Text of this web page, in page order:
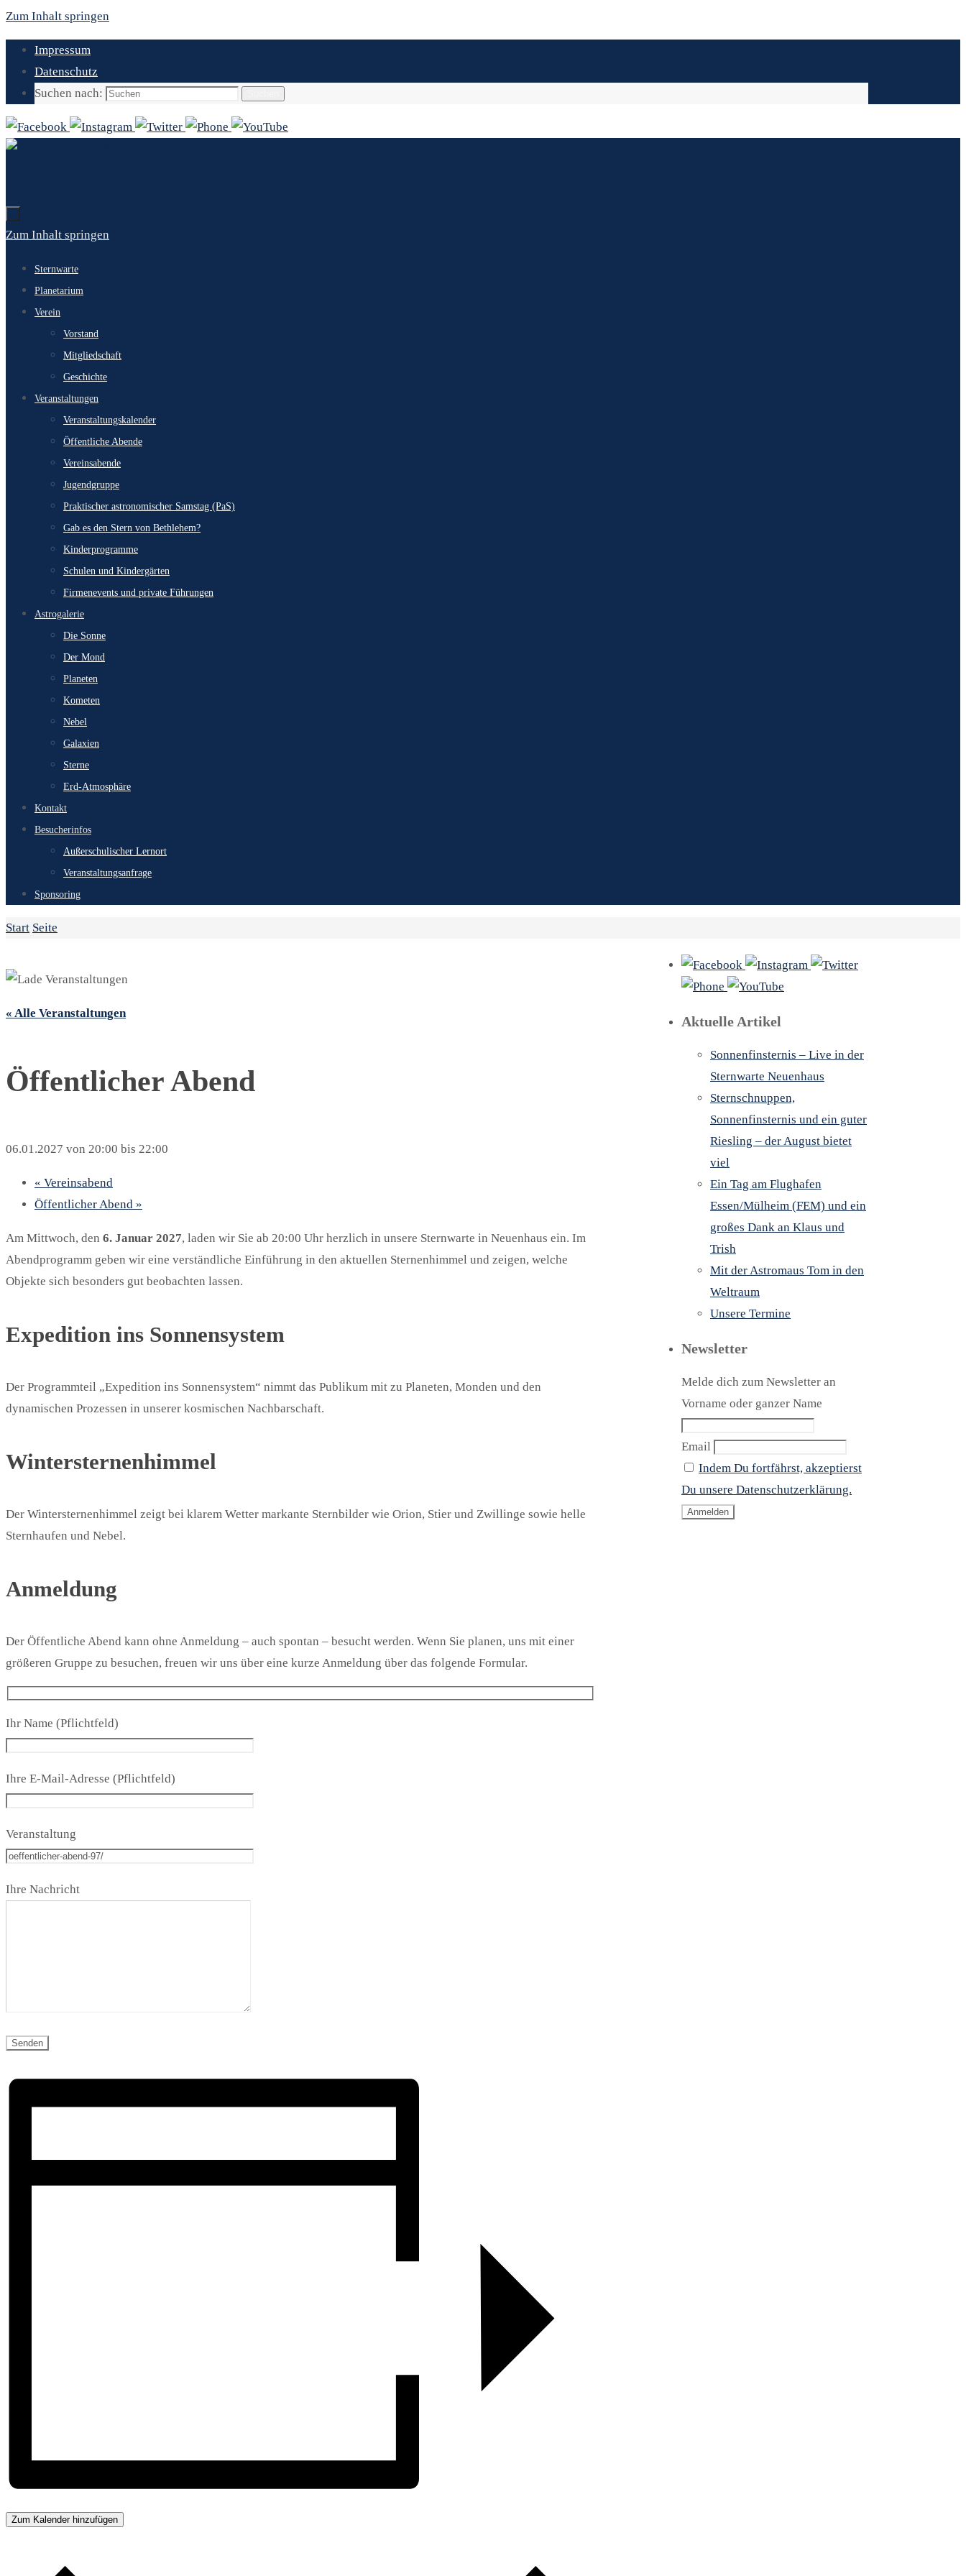
Zum Inhalt springen
Impressum
Datenschutz
Suchen nach:
Zum Inhalt springen
Sternwarte
Planetarium
Verein
Vorstand
Mitgliedschaft
Geschichte
Veranstaltungen
Veranstaltungskalender
Öffentliche Abende
Vereinsabende
Jugendgruppe
Praktischer astronomischer Samstag (PaS)
Gab es den Stern von Bethlehem?
Kinderprogramme
Schulen und Kindergärten
Firmenevents und private Führungen
Astrogalerie
Die Sonne
Der Mond
Planeten
Kometen
Nebel
Galaxien
Sterne
Erd-Atmosphäre
Kontakt
Besucherinfos
Außerschulischer Lernort
Veranstaltungsanfrage
Sponsoring
Start Seite
« Alle Veranstaltungen
Öffentlicher Abend
06.01.2027 von 20:00 bis 22:00
« Vereinsabend
Öffentlicher Abend »
Am Mittwoch, den 6. Januar 2027, laden wir Sie ab 20:00 Uhr herzlich in unsere Sternwarte in Neuenhaus ein. Im
Abendprogramm geben wir eine verständliche Einführung in den aktuellen Sternenhimmel und zeigen, welche
Objekte sich besonders gut beobachten lassen.
Expedition ins Sonnensystem
Der Programmteil „Expedition ins Sonnensystem“ nimmt das Publikum mit zu Planeten, Monden und den
dynamischen Prozessen in unserer kosmischen Nachbarschaft.
Wintersternenhimmel
Der Wintersternenhimmel zeigt bei klarem Wetter markante Sternbilder wie Orion, Stier und Zwillinge sowie helle
Sternhaufen und Nebel.
Anmeldung
Der Öffentliche Abend kann ohne Anmeldung – auch spontan – besucht werden. Wenn Sie planen, uns mit einer
größeren Gruppe zu besuchen, freuen wir uns über eine kurze Anmeldung über das folgende Formular.
Ihr Name (Pflichtfeld)
Ihre E-Mail-Adresse (Pflichtfeld)
Veranstaltung
Ihre Nachricht
Zum Kalender hinzufügen
Aktuelle Artikel
Sonnenfinsternis – Live in der
Sternwarte Neuenhaus
Sternschnuppen,
Sonnenfinsternis und ein guter
Riesling – der August bietet
viel
Ein Tag am Flughafen
Essen/Mülheim (FEM) und ein
großes Dank an Klaus und
Trish
Mit der Astromaus Tom in den
Weltraum
Unsere Termine
Newsletter
Melde dich zum Newsletter an
Vorname oder ganzer Name
Email
Indem Du fortfährst, akzeptierst
Du unsere Datenschutzerklärung.